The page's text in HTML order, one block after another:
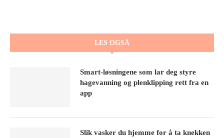
LES OGSÅ
Smart-løsningene som lar deg styre
hagevanning og plenklipping rett fra en
app
Slik vasker du hjemme for å ta knekken